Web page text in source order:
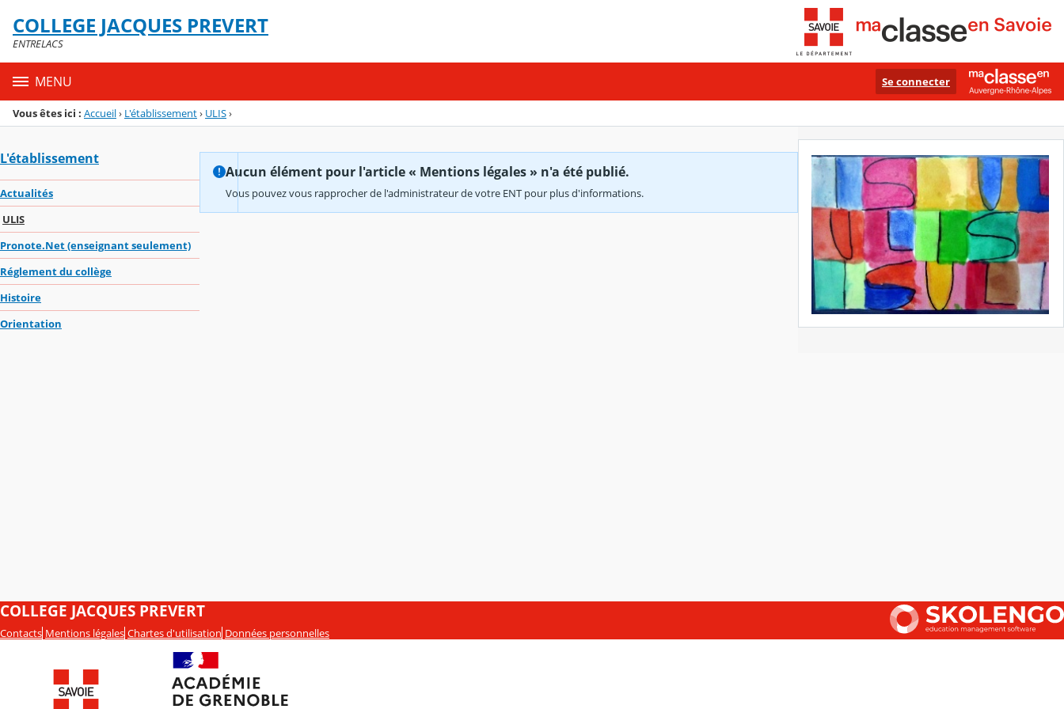
Menu de la rubrique
Contenu
COLLEGE JACQUES PREVERT
ENTRELACS
MENU Se connecter
Vous êtes ici : Accueil› L'établissement› ULIS›
L'établissement
Actualités
ULIS
Pronote.Net (enseignant seulement)
Réglement du collège
Histoire
Orientation
Aucun élément pour l'article « Mentions légales » n'a été publié.
Vous pouvez vous rapprocher de l'administrateur de votre ENT pour plus d'informations.
COLLEGE JACQUES PREVERT
Contacts Mentions légales Chartes d'utilisation Données personnelles